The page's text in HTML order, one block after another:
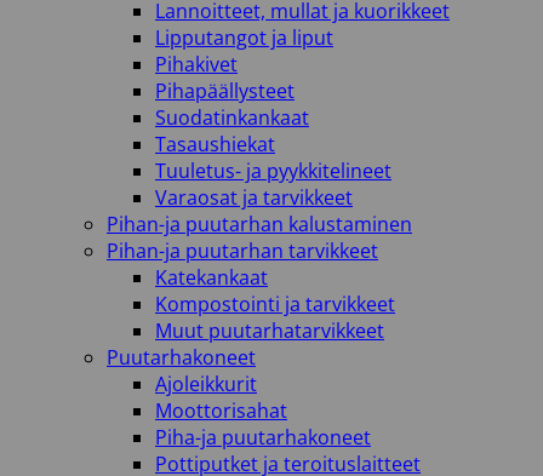
Lannoitteet, mullat ja kuorikkeet
Lipputangot ja liput
Pihakivet
Pihapäällysteet
Suodatinkankaat
Tasaushiekat
Tuuletus- ja pyykkitelineet
Varaosat ja tarvikkeet
Pihan-ja puutarhan kalustaminen
Pihan-ja puutarhan tarvikkeet
Katekankaat
Kompostointi ja tarvikkeet
Muut puutarhatarvikkeet
Puutarhakoneet
Ajoleikkurit
Moottorisahat
Piha-ja puutarhakoneet
Pottiputket ja teroituslaitteet